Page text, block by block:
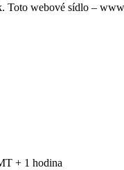
Toto webové sídlo –
+ 1 hodina